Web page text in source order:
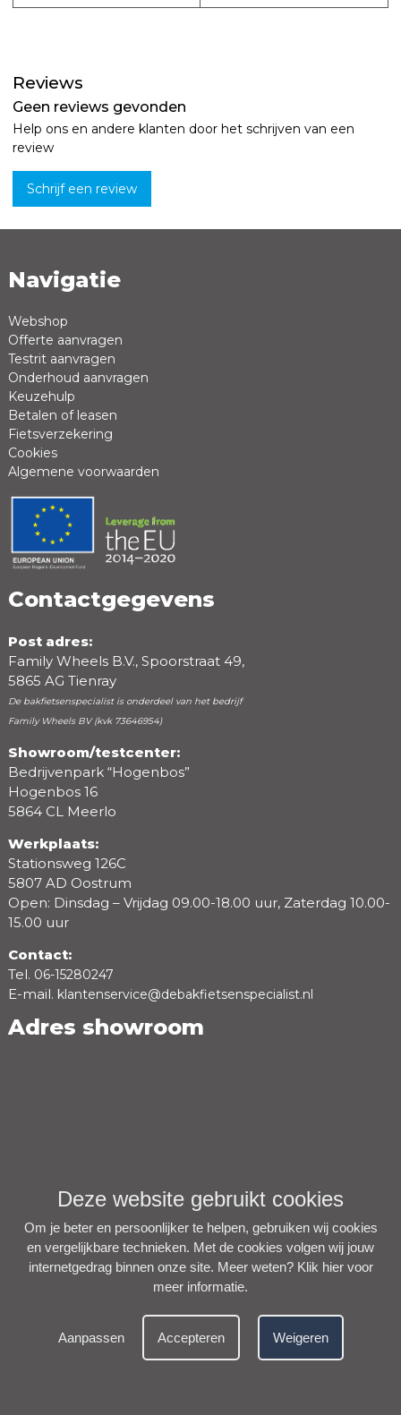
Reviews
Geen reviews gevonden
Help ons en andere klanten door het schrijven van een
review
Schrijf een review
Naam *
Review *
Positieve punten
Beoordeling
Navigatie
Webshop
Offerte aanvragen
Testrit aanvragen
Onderhoud aanvragen
Keuzehulp
Betalen of leasen
Fietsverzekering
Cookies
Algemene voorwaarden
Contactgegevens
Post adres:
Family Wheels B.V., Spoorstraat 49,
5865 AG Tienray
De bakfietsenspecialist is onderdeel van het bedrijf
Family Wheels BV (kvk 73646954)
Showroom/testcenter:
Bedrijvenpark “Hogenbos”
Hogenbos 16
5864 CL Meerlo
Werkplaats:
Stationsweg 126C
5807 AD Oostrum
Open: Dinsdag – Vrijdag 09.00-18.00 uur, Zaterdag 10.00-
15.00 uur
Contact:
Tel. 06-15280247
E-mail. klantenservice@debakfietsenspecialist.nl
Adres showroom
Deze website gebruikt cookies
Om je beter en persoonlijker te helpen, gebruiken wij cookies
en vergelijkbare technieken. Met de cookies volgen wij jouw
internetgedrag binnen onze site. Meer weten? Klik hier voor
meer informatie.
Aanpassen Accepteren Weigeren